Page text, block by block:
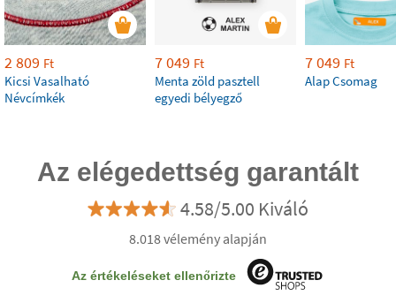
2 809 Ft
Kicsi Vasalható
Névcímkék
7 049 Ft
Menta zöld pasztell
egyedi bélyegző
7 049 Ft
Alap Csomag
Az elégedettség garantált
4.58/5.00 Kiváló
8.018 vélemény alapján
Az értékeléseket ellenőrizte